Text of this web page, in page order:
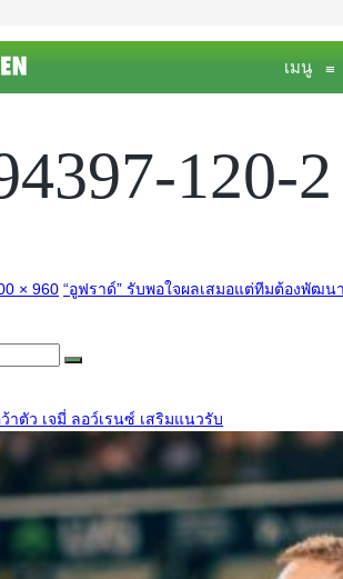
เมนู ≡
120-2
× 960 “อูฟราด์” รับพอใจผลเสมอแต่ทีมต้องพัฒน
าตัว เจมี่ ลอว์เรนซ์ เสริมแนวรับ